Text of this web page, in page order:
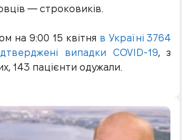
— строковиків.
на 9:00 15 квітня в Україні 3764
випадки COVID-19, з
143 пацієнти одужали.